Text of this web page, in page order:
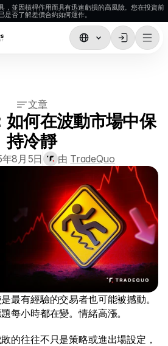
，並因槓桿作用而具有迅速虧損的高風險。您在投資前
是否了解差價合約如何運作。
文章
如何在波動市場中保
持冷靜
8月5日 由 TradeQuo
最有經驗的交易者也可能被撼動。
每小時都在變。情緒高漲。
的往往不只是策略或進出場設定，